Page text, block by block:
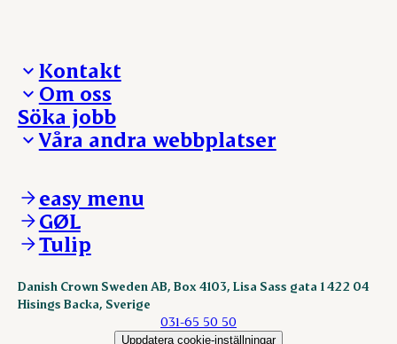
Kontakt
Presskontakt – För dig som är journalist
Reklamation
Visselblåsning
Om oss
Vi tar ledningen
Våra ställen
Söka jobb
Våra andra webbplatser
ESS-FOOD.com
KLS.se
nordicspoor.com
sokolow.pl
easy menu
GØL
Tulip
Danish Crown Sweden AB, Box 4103, Lisa Sass gata 1 422 04
Hisings Backa, Sverige
031-65 50 50
Uppdatera cookie-inställningar